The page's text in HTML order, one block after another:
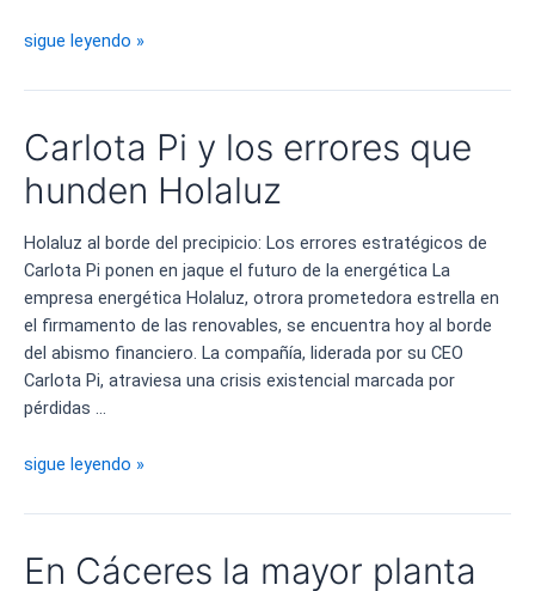
Extremadura
del
en
energía
solar
sigue leyendo »
Carlota Pi y los errores que
hunden Holaluz
Holaluz al borde del precipicio: Los errores estratégicos de
Carlota Pi ponen en jaque el futuro de la energética La
empresa energética Holaluz, otrora prometedora estrella en
el firmamento de las renovables, se encuentra hoy al borde
del abismo financiero. La compañía, liderada por su CEO
Carlota Pi, atraviesa una crisis existencial marcada por
pérdidas …
Carlota
y
errores
sigue leyendo »
En Cáceres la mayor planta